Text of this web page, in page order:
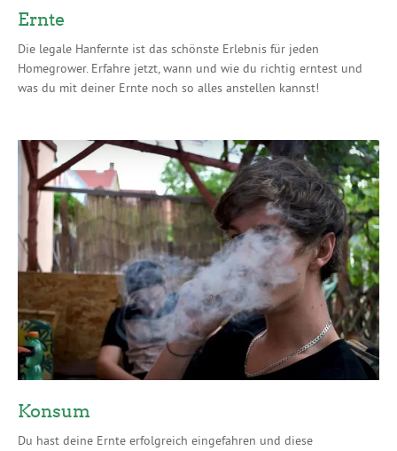
Ernte
Die legale Hanfernte ist das schönste Erlebnis für jeden
Homegrower. Erfahre jetzt, wann und wie du richtig erntest und
was du mit deiner Ernte noch so alles anstellen kannst!
Konsum
Du hast deine Ernte erfolgreich eingefahren und diese